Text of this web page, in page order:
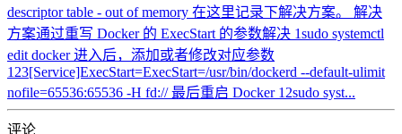
descriptor table - out of memory 在这里记录下解决方案。 解决
方案通过重写 Docker 的 ExecStart 的参数解决 1sudo systemctl
edit docker 进入后，添加或者修改对应参数
123[Service]ExecStart=ExecStart=/usr/bin/dockerd --default-ulimit
nofile=65536:65536 -H fd:// 最后重启 Docker 12sudo syst...
评论